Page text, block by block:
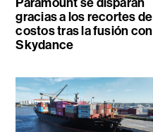
gracias a los recortes de
costos tras la fusión con
Skydance